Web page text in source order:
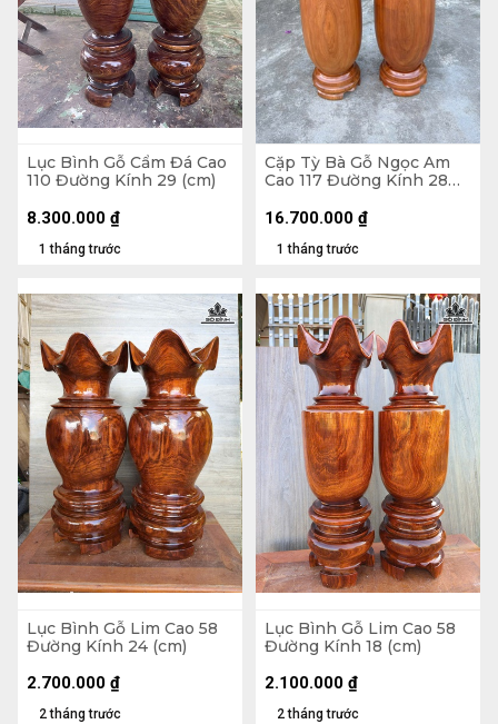
Lục Bình Gỗ Cẩm Đá Cao
110 Đường Kính 29 (cm)
1 tháng trước
8.300.000 ₫
Cặp Tỳ Bà Gỗ Ngọc Am
Cao 117 Đường Kính 28
1 tháng trước
16.700.000 ₫
Lục Bình Gỗ Lim Cao 58
Đường Kính 24 (cm)
2 tháng trước
2.700.000 ₫
Lục Bình Gỗ Lim Cao 58
Đường Kính 18 (cm)
2 tháng trước
2.100.000 ₫